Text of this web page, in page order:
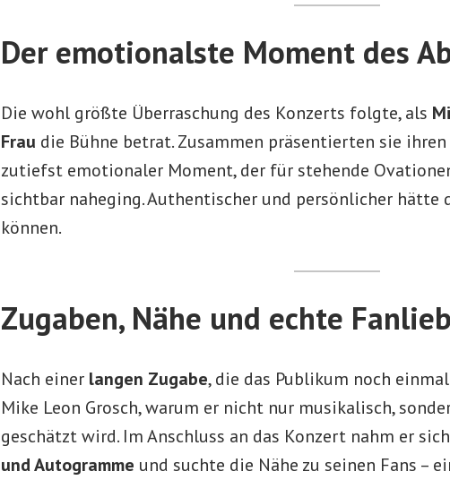
Der emotionalste Moment des
Die wohl größte Überraschung des Konzerts folgte, als
Frau die Bühne betrat. Zusammen präsentierten sie ihren
zutiefst emotionaler Moment, der für stehende
sichtbar naheging. Authentischer und persönlicher hätte
können.
Zugaben, Nähe und echte
Nach einer langen Zugabe, die das Publikum noch
Mike Leon Grosch, warum er nicht nur musikalisch,
geschätzt wird. Im Anschluss an das Konzert nahm er
und Autogramme und suchte die Nähe zu seinen Fans –